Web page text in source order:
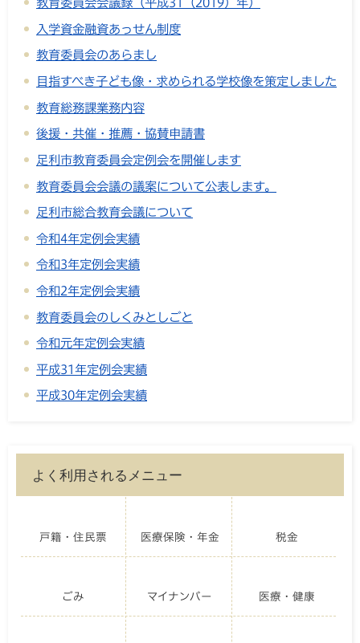
教育委員会会議録（平成31（2019）年）
入学資金融資あっせん制度
教育委員会のあらまし
目指すべき子ども像・求められる学校像を策定しました
教育総務課業務内容
後援・共催・推薦・協賛申請書
足利市教育委員会定例会を開催します
教育委員会会議の議案について公表します。
足利市総合教育会議について
令和4年定例会実績
令和3年定例会実績
令和2年定例会実績
教育委員会のしくみとしごと
令和元年定例会実績
平成31年定例会実績
平成30年定例会実績
よく利用されるメニュー
戸籍・住民票 医療保険・年金 税金
ごみ マイナンバー 医療・健康